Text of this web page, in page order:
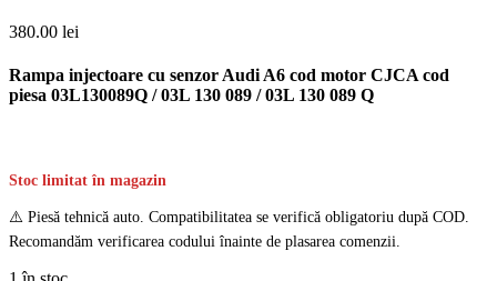
380.00 lei
Rampa injectoare cu senzor Audi A6 cod motor CJCA cod
piesa 03L130089Q / 03L 130 089 / 03L 130 089 Q
Stoc limitat în magazin
⚠️ Piesă tehnică auto. Compatibilitatea se verifică obligatoriu după COD.
Recomandăm verificarea codului înainte de plasarea comenzii.